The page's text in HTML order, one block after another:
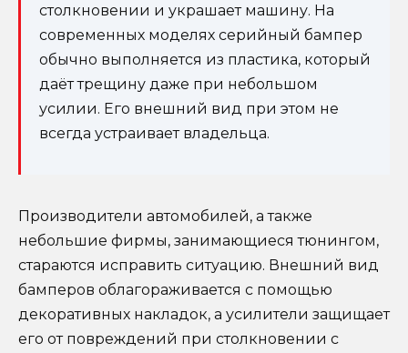
столкновении и украшает машину. На
современных моделях серийный бампер
обычно выполняется из пластика, который
даёт трещину даже при небольшом
усилии. Его внешний вид при этом не
всегда устраивает владельца.
Производители автомобилей, а также
небольшие фирмы, занимающиеся тюнингом,
стараются исправить ситуацию. Внешний вид
бамперов облагораживается с помощью
декоративных накладок, а усилители защищает
его от повреждений при столкновении с